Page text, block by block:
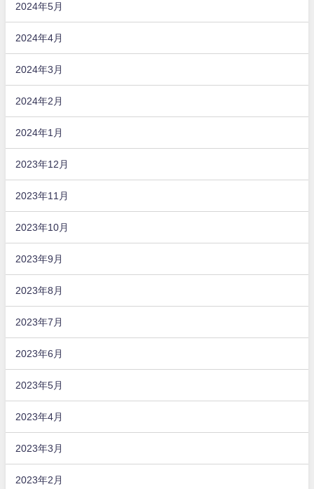
2024年5月
2024年4月
2024年3月
2024年2月
2024年1月
2023年12月
2023年11月
2023年10月
2023年9月
2023年8月
2023年7月
2023年6月
2023年5月
2023年4月
2023年3月
2023年2月